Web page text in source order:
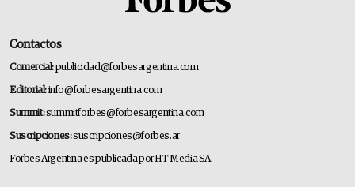
Contactos
Comercial:publicidad@forbesargentina.com
Editorial:info@forbesargentina.com
Summit:summitforbes@forbesargentina.com
Suscripciones:suscripciones@forbes.ar
Forbes Argentina es publicada por HT Media SA.